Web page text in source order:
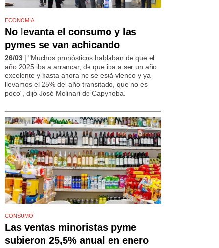
ECONOMÍA
No levanta el consumo y las
pymes se van achicando
26/03 | "Muchos pronósticos hablaban de que el
año 2025 iba a arrancar, de que iba a ser un año
excelente y hasta ahora no se está viendo y ya
llevamos el 25% del año transitado, que no es
poco", dijo José Molinari de Capynoba.
CONSUMO
Las ventas minoristas pyme
subieron 25,5% anual en enero